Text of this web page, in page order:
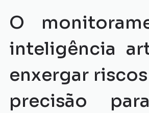
O
inteligência
enxergar
precisão